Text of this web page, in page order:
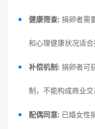
健康筛查: 捐卵者需
和心理健康状况适合
补偿机制: 捐卵者可
制，不能构成商业交
配偶同意: 已婚女性